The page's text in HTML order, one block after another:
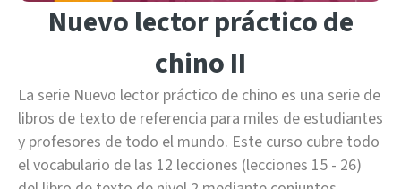
Nuevo lector práctico de
chino II
La serie Nuevo lector práctico de chino es una serie de
libros de texto de referencia para miles de estudiantes
y profesores de todo el mundo. Este curso cubre todo
el vocabulario de las 12 lecciones (lecciones 15 - 26)